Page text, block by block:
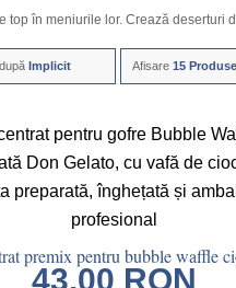
top în meniurile lor. Crează deserturi
Implicit Afisare 15
premix pentru bubble waffle
43.00 RON